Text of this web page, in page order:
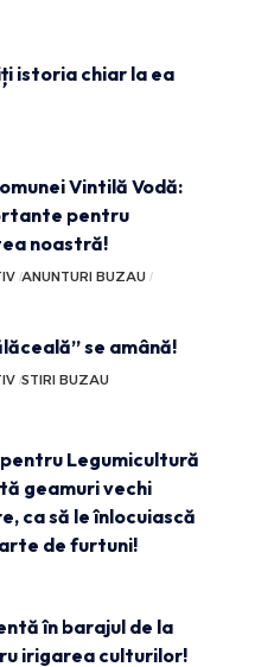
istoria chiar la ea
Vintilă Vodă:
pentru
noastră!
ANUNTURI BUZAU
se amână!
STIRI BUZAU
Legumicultură
geamuri vechi
ca să le înlocuiască
de furtuni!
în barajul de la
irigarea culturilor!